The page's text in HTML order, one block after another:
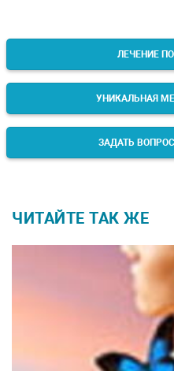
ЛЕЧЕНИЕ
УНИКАЛЬНАЯ
ЗАДАТЬ
ЧИТАЙТЕ ТАК ЖЕ